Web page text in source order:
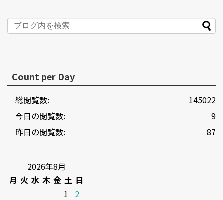
酒を...
記事を読む
Count per Day
145022
総閲覧数:
9
今日の閲覧数:
87
昨日の閲覧数:
2026年8月
月 火 水 木 金 土 日
1
2